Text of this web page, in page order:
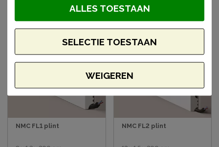
Aanbieding
NMC FL1 plint
Aanbieding
NMC FL2 plint
WEIGEREN
SELECTIE TOESTAAN
ALLES TOESTAAN